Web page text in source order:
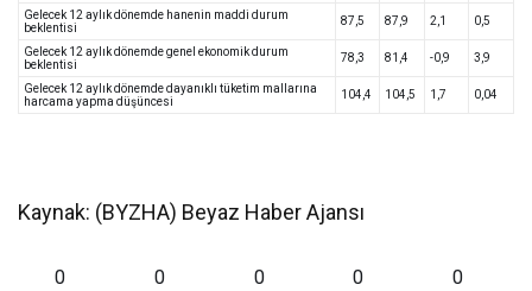
Gelecek 12 aylık dönemde hanenin maddi durum
beklentisi
87,5 87,9 2,1 0,5
Gelecek 12 aylık dönemde genel ekonomik durum
beklentisi
78,3 81,4 -0,9 3,9
Gelecek 12 aylık dönemde dayanıklı tüketim mallarına
harcama yapma düşüncesi
104,4 104,5 1,7 0,04
Kaynak: (BYZHA) Beyaz Haber Ajansı
0 0 0 0 0